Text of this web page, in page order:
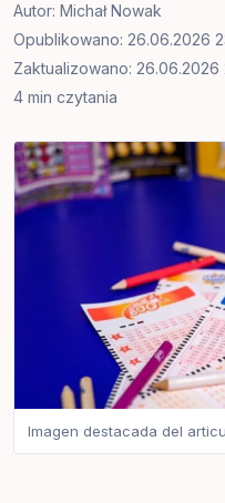
Autor: Michał Nowak
Opublikowano: 26.06.2026
Zaktualizowano: 26.06.2026
4 min czytania
Imagen destacada del